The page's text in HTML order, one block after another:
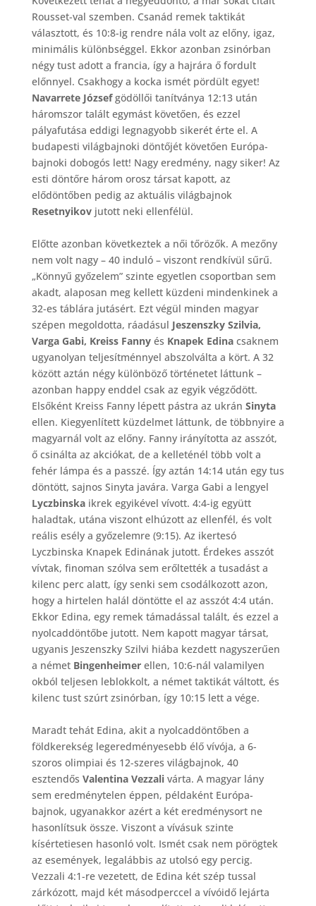
Rousset-val szemben. Csanád remek taktikát
választott, és 10:8-ig rendre nála volt az előny, igaz,
minimális különbséggel. Ekkor azonban zsinórban
négy tust adott a francia, így a hajrára ő fordult
előnnyel. Csakhogy a kocka ismét pördült egyet!
Navarrete Józsefgödöllői tanítványa 12:13 után
háromszor talált egymást követően, és ezzel
pályafutása eddigi legnagyobb sikerét érte el. A
budapesti világbajnoki döntőjét követően Európa-
bajnoki dobogós lett! Nagy eredmény, nagy siker! Az
esti döntőre három orosz társat kapott, az
elődöntőben pedig az aktuális világbajnok
Resetnyikov jutott neki ellenfélül.
Előtte azonban következtek a női tőrözők. A mezőny
nem volt nagy – 40 induló – viszont rendkívül sűrű.
„Könnyű győzelem” szinte egyetlen csoportban sem
akadt, alaposan meg kellett küzdeni mindenkinek a
32-es táblára jutásért. Ezt végül minden magyar
szépen megoldotta, ráadásul Jeszenszky Szilvia,
Varga Gabi, Kreiss Fannyés Knapek Edinacsaknem
ugyanolyan teljesítménnyel abszolválta a kört. A 32
között aztán négy különböző történetet láttunk –
azonban happy enddel csak az egyik végződött.
Elsőként Kreiss Fanny lépett pástra az ukrán Sinyta
ellen. Kiegyenlített küzdelmet láttunk, de többnyire a
magyarnál volt az előny. Fanny irányította az asszót,
ő csinálta az akciókat, de a kelleténél több volt a
fehér lámpa és a passzé. Így aztán 14:14 után egy tus
döntött, sajnos Sinyta javára. Varga Gabi a lengyel
Lyczbinskaikrek egyikével vívott. 4:4-ig együtt
haladtak, utána viszont elhúzott az ellenfél, és volt
reális esély a győzelemre (9:15). Az ikertesó
Lyczbinska Knapek Edinának jutott. Érdekes asszót
vívtak, finoman szólva sem erőltették a tusadást a
kilenc perc alatt, így senki sem csodálkozott azon,
hogy a hirtelen halál döntötte el az asszót 4:4 után.
Ekkor Edina, egy remek támadással talált, és ezzel a
nyolcaddöntőbe jutott. Nem kapott magyar társat,
ugyanis Jeszenszky Szilvi hiába kezdett nagyszerűen
a németBingenheimerellen, 10:6-nál valamilyen
okból teljesen leblokkolt, a német taktikát váltott, és
kilenc tust szúrt zsinórban, így 10:15 lett a vége.
Maradt tehát Edina, akit a nyolcaddöntőben a
földkerekség legeredményesebb élő vívója, a 6-
szoros olimpiai és 12-szeres világbajnok, 40
esztendős Valentina Vezzalivárta. A magyar lány
sem eredménytelen éppen, példaként Európa-
bajnok, ugyanakkor azért a két eredménysort ne
hasonlítsuk össze. Viszont a vívásuk szinte
kísértetiesen hasonló volt. Ismét csak nem pörögtek
az események, legalábbis az utolsó egy percig.
Vezzali 4:1-re vezetett, de Edina két szép tussal
zárkózott, majd két másodperccel a vívóidő lejárta